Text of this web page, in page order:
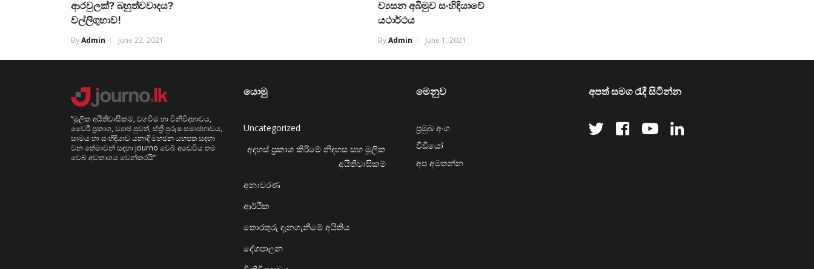
ආරවුලක්? බහුත්වවාදය?
වල්ලිගුහාව!
ByAdmin June 22, 2021
ව්‍යසන අබිමුව සංහිඳියාවේ
යථාර්ථය
ByAdmin June 1, 2021
“මූලික අයිතිවාසිකම්, වගවීම හා විනිවිදභාවය,
වෛරී ප්‍රකාශ, ව්‍යාජ පුවත්, ස්ත්‍රී පුරුෂ සමාජභාවය,
සාමය හා සංහිඳියාව යනාදී මහජන යහපත සඳහා
වන තේමාවන් සඳහා journo වෙබ් අඩෙවිය තම
වෙබ් අවකාශය වෙන්කරයි”
යොමු
Uncategorized
අදහස් ප්‍රකාශ කිරීමේ නිදහස සහ මූලික
අයිතිවාසිකම්
අනාවරණ
ආර්ථික
තොරතුරු දැනගැනීමේ අයිතිය
දේශපාලන
මෙනුව
ප්‍රමුඛ අංග
වීඩියෝ
අප අමතන්න
අපත් සමග රැදී සිටින්න